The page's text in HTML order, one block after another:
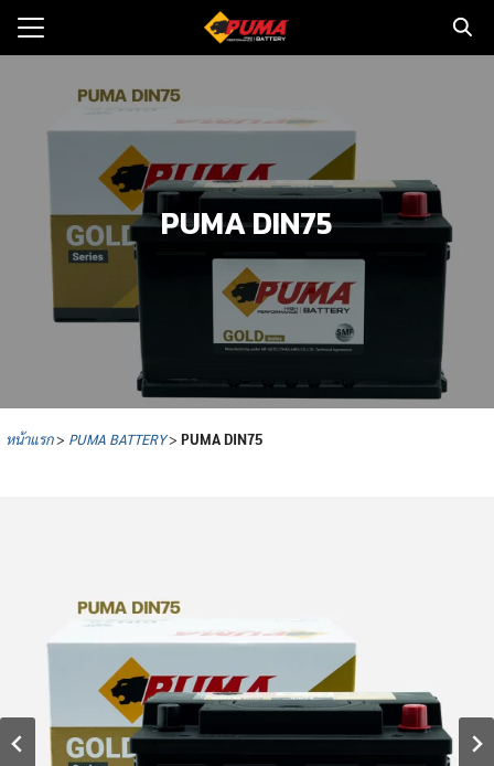
Skip
มและข่าว
จำหน่าย
บเรา
PUMA DIN75
หน้าแรก> PUMA BATTERY> PUMADIN75